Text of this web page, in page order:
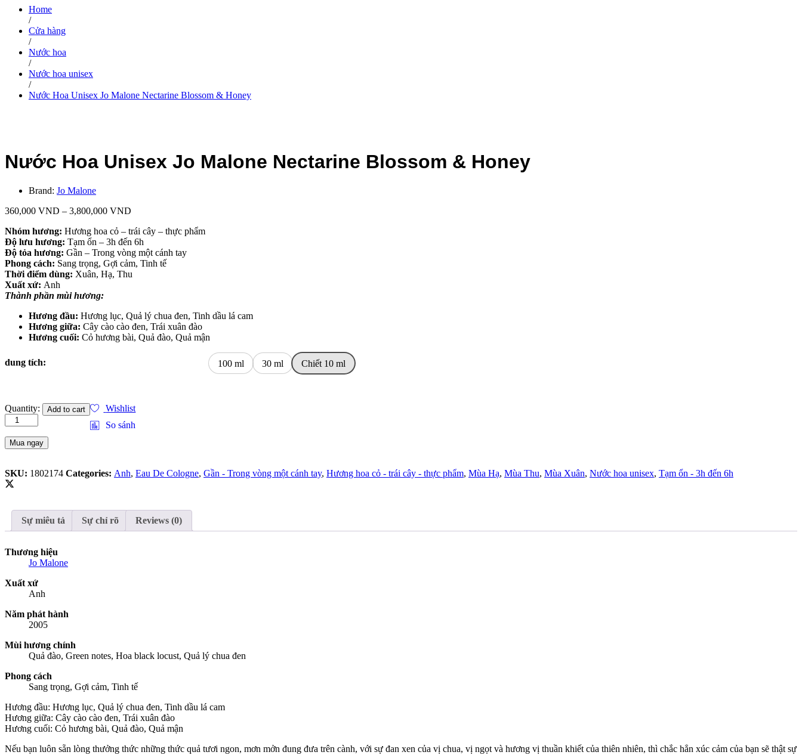
Home
/
Cửa hàng
/
Nước hoa
/
Nước hoa unisex
/
Nước Hoa Unisex Jo Malone Nectarine Blossom & Honey
Nước Hoa Unisex Jo Malone Nectarine Blossom & Honey
Brand: Jo Malone
360,000 VND – 3,800,000 VND
Nhóm hương: Hương hoa cỏ – trái cây – thực phẩm
Độ lưu hương: Tạm ổn – 3h đến 6h
Độ tỏa hương: Gần – Trong vòng một cánh tay
Phong cách: Sang trọng, Gợi cảm, Tinh tế
Thời điểm dùng: Xuân, Hạ, Thu
Xuất xứ: Anh
Thành phần mùi hương:
Hương đầu: Hương lục, Quả lý chua đen, Tinh dầu lá cam
Hương giữa: Cây cào cào đen, Trái xuân đào
Hương cuối: Cỏ hương bài, Quả đào, Quả mận
dung tích: 100 ml 30 ml Chiết 10 ml
Nước
Hoa
Unisex
Jo
Malone
Blossom
&
Quantity: Add to cart
Wishlist
So sánh
Mua ngay
SKU: 1802174 Categories: Anh, Eau De Cologne, Gần - Trong vòng một cánh tay, Hương hoa cỏ - trái cây - thực phẩm, Mùa Hạ, Mùa Thu, Mùa Xuân, Nước hoa unisex, Tạm ổn - 3h đến 6h
Sự miêu tả Sự chỉ rõ Reviews (0)
Thương hiệu
Jo Malone
Xuất xứ
Anh
Năm phát hành
2005
Mùi hương chính
Quả đào, Green notes, Hoa black locust, Quả lý chua đen
Phong cách
Sang trọng, Gợi cảm, Tinh tế
Hương đầu: Hương lục, Quả lý chua đen, Tinh dầu lá cam
Hương giữa: Cây cào cào đen, Trái xuân đào
Hương cuối: Cỏ hương bài, Quả đào, Quả mận
Nếu bạn luôn sẵn lòng thưởng thức những thức quả tươi ngon, mơn mởn đung đưa trên cành, với sự đan xen của vị chua, vị ngọt và hương vị thuần khiết của thiên nhiên, thì chắc hẳn xúc cảm của bạn sẽ thật sự